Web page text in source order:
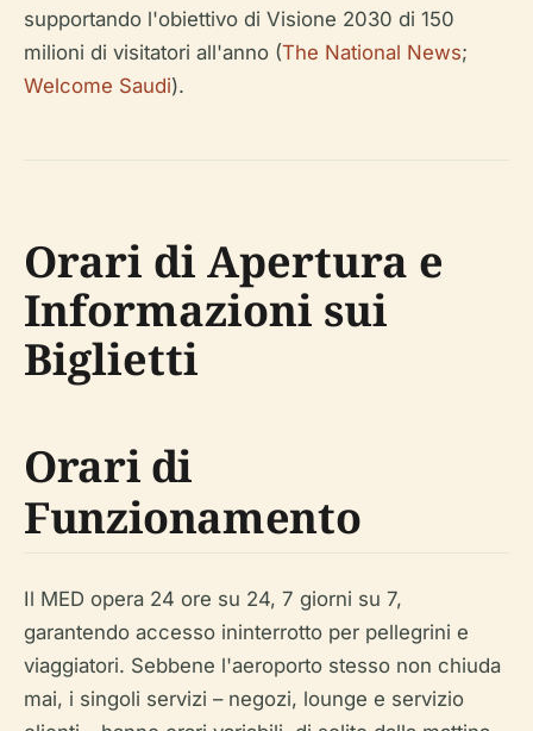
supportando l'obiettivo di Visione 2030 di 150
milioni di visitatori all'anno (The National News;
Welcome Saudi).
Orari di Apertura e
Informazioni sui
Biglietti
Orari di
Funzionamento
Il MED opera 24 ore su 24, 7 giorni su 7,
garantendo accesso ininterrotto per pellegrini e
viaggiatori. Sebbene l'aeroporto stesso non chiuda
mai, i singoli servizi – negozi, lounge e servizio